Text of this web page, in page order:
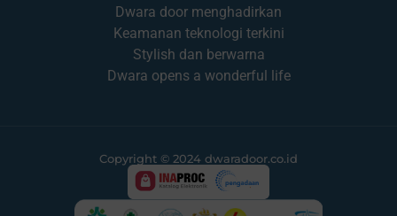
Dwara door menghadirkan
Keamanan teknologi terkini
Stylish dan berwarna
Dwara opens a wonderful life
Copyright © 2024 dwaradoor.co.id